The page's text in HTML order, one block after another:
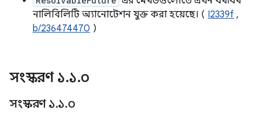
নালিবিলিটি অ্যানোটেশন যুক্ত করা হয়েছে। ( I2339f ,
b/236474470 )
সংস্করণ ১.১.০
সংস্করণ ১.১.০